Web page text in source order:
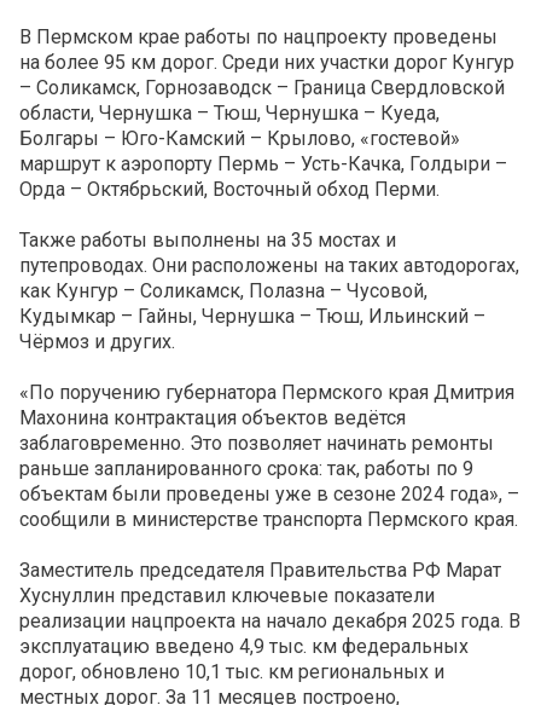
В Пермском крае работы по нацпроекту проведены
на более 95 км дорог. Среди них участки дорог Кунгур
– Соликамск, Горнозаводск – Граница Свердловской
области, Чернушка – Тюш, Чернушка – Куеда,
Болгары – Юго-Камский – Крылово, «гостевой»
маршрут к аэропорту Пермь – Усть-Качка, Голдыри –
Орда – Октябрьский, Восточный обход Перми.
Также работы выполнены на 35 мостах и
путепроводах. Они расположены на таких автодорогах,
как Кунгур – Соликамск, Полазна – Чусовой,
Кудымкар – Гайны, Чернушка – Тюш, Ильинский –
Чёрмоз и других.
«По поручению губернатора Пермского края Дмитрия
Махонина контрактация объектов ведётся
заблаговременно. Это позволяет начинать ремонты
раньше запланированного срока: так, работы по 9
объектам были проведены уже в сезоне 2024 года», –
сообщили в министерстве транспорта Пермского края.
Заместитель председателя Правительства РФ Марат
Хуснуллин представил ключевые показатели
реализации нацпроекта на начало декабря 2025 года. В
эксплуатацию введено 4,9 тыс. км федеральных
дорог, обновлено 10,1 тыс. км региональных и
местных дорог. За 11 месяцев построено,